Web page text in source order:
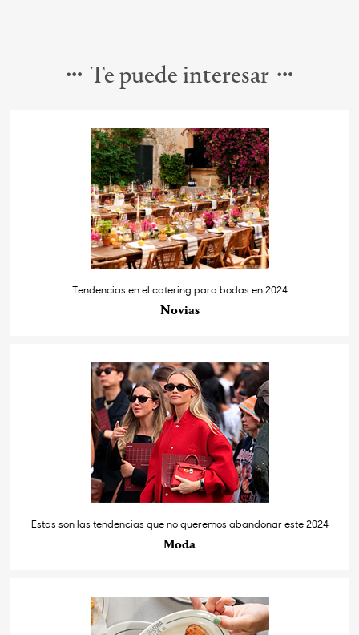
Te puede interesar
Tendencias en el catering para bodas en 2024
Novias
Estas son las tendencias que no queremos abandonar este 2024
Moda